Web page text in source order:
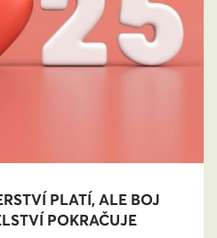
PLATÍ, ALE BOJ
POKRAČUJE